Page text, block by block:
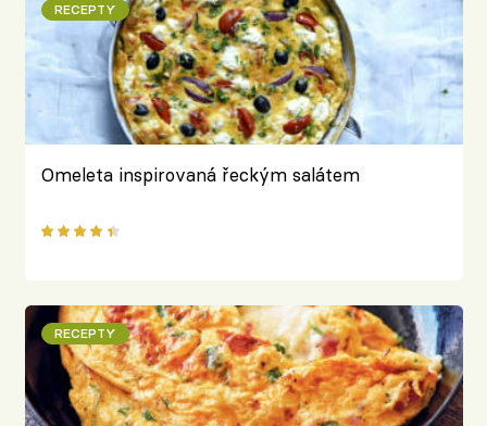
RECEPTY
Omeleta inspirovaná řeckým salátem
RECEPTY